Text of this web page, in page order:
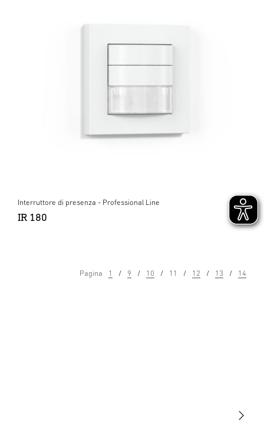
Interruttore di presenza - Professional Line
IR 180
Pagina 1 9 10 11 12 13 14